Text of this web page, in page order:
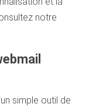
notre
simple outil de